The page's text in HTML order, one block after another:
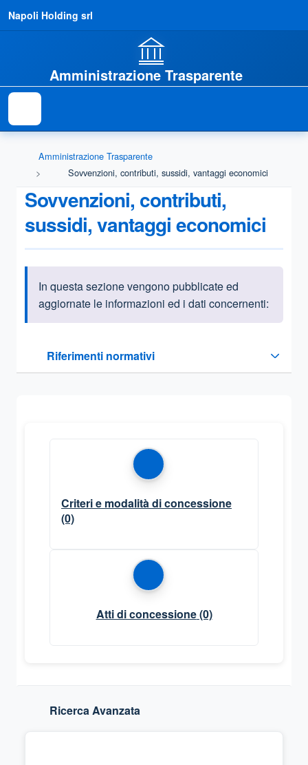
Napoli Holding srl
Amministrazione Trasparente
Amministrazione Trasparente
Sovvenzioni, contributi, sussidi, vantaggi economici
Sovvenzioni, contributi,
sussidi, vantaggi economici
Informazioni introduttive
In questa sezione vengono pubblicate ed
aggiornate le informazioni ed i dati concernenti:
Riferimenti normativi
Sezione compressa
Criteri e modalità di concessione
(0)
Atti di concessione(0)
Ricerca Avanzata